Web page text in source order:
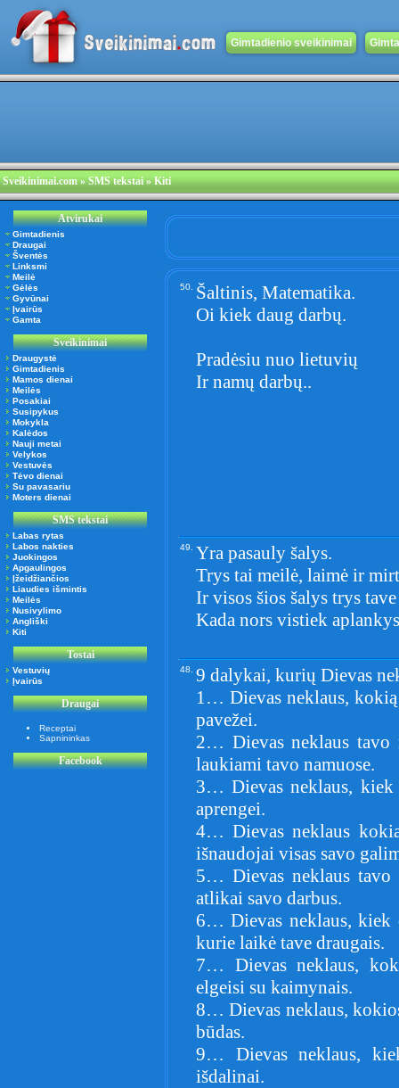
Gimtadienio sveikinimai
Sveikinimai.com» SMS tekstai » Kiti
Atvirukai
Gimtadienis
Draugai
Šventės
Linksmi
Meilė
Gėlės
Gyvūnai
Įvairūs
Gamta
Sveikinimai
Draugystė
Gimtadienis
Mamos dienai
Meilės
Posakiai
Susipykus
Mokykla
Kalėdos
Nauji metai
Velykos
Vestuvės
Tėvo dienai
Su pavasariu
Moters dienai
SMS tekstai
Labas rytas
Labos nakties
Juokingos
Apgaulingos
Įžeidžiančios
Liaudies išmintis
Meilės
Nusivylimo
Angliški
Kiti
Tostai
Vestuvių
Įvairūs
Draugai
Receptai
Sapnininkas
Facebook
50. Šaltinis, Matematika.
Oi kiek daug darbų.
Pradėsiu nuo lietuvių
Ir namų darbų..
49. Yra pasauly šalys.
Trys tai meilė, laimė ir
Ir visos šios šalys trys tave
Kada nors vistiek
48. 9 dalykai, kurių Dievas
1… Dievas neklaus,
pavežei.
2… Dievas neklaus tavo
laukiami tavo namuose.
3… Dievas neklaus,
aprengei.
4… Dievas neklaus
išnaudojai visas savo
5… Dievas neklaus tavo
atlikai savo darbus.
6… Dievas neklaus, kiek
kurie laikė tave draugais.
7… Dievas neklaus,
elgeisi su kaimynais.
8… Dievas neklaus,
būdas.
9… Dievas neklaus,
išdalinai.